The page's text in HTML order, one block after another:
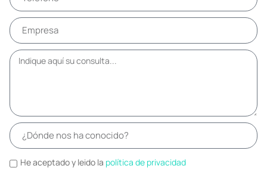
He aceptado y leido la política de privacidad